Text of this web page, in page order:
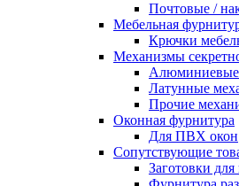
Почтовые /
Мебельная
Крючки
Механизмы
Алюминиевые
Латунные
Прочие
Оконная фурнитура
Для ПВХ окон
Сопутствующие
Заготовки